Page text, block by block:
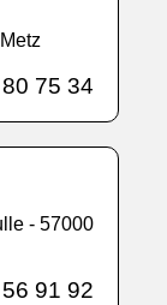
75 34
- 57000
91 92